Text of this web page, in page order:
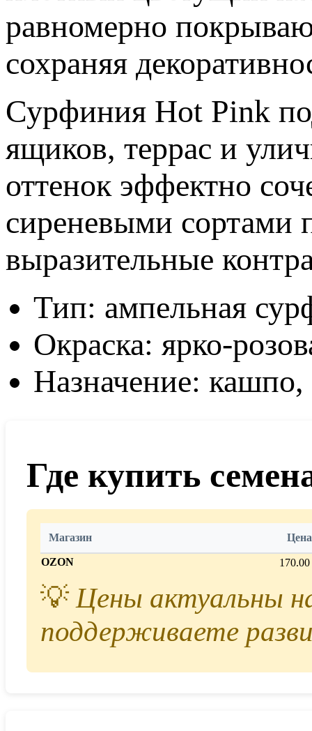
равномерно
сохраняя
Сурфиния Hot Pink
ящиков, террас и
оттенок эффектно
сиреневыми сортами
выразительные
Тип: ампельная
Окраска: ярко-
Назначение:
Где купить
Магазин Цена
OZON
💡Цены актуальны
поддерживаете